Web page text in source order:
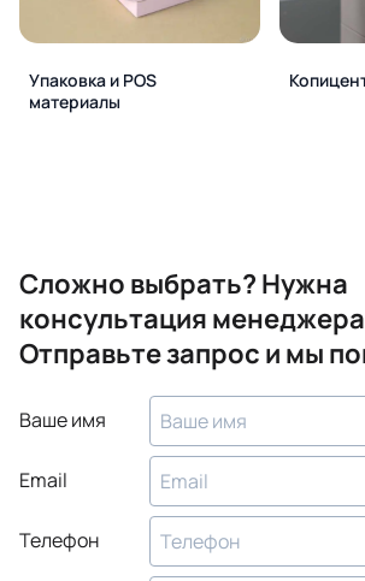
Упаковка и POS
материалы
Сложно выбрать? Нужна
консультация
Отправьте запрос и мы
Ваше имя
Email
Телефон